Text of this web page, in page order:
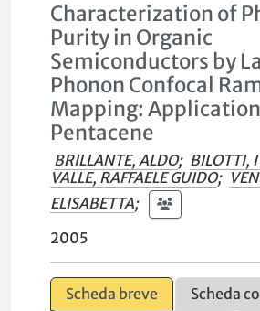
Characterization of
Purity in Organic
Semiconductors by
Phonon Confocal
Mapping:
Pentacene
BRILLANTE, ALDO; BILOTTI,
VALLE, RAFFAELE GUIDO;
ELISABETTA;
2005
Scheda breve
Scheda